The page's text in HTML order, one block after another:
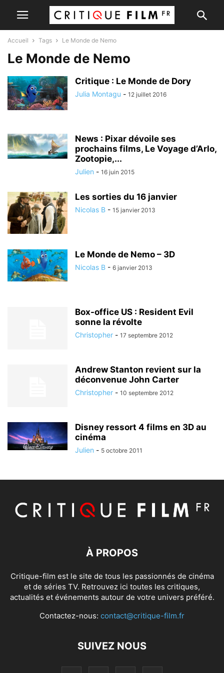
Accueil Tags Le Monde de Nemo
Le Monde de Nemo
Critique : Le Monde de Dory
Julia Montagu - 12 juillet 2016
News : Pixar dévoile ses
prochains films, Le Voyage d’Arlo,
Zootopie,...
Julien - 16 juin 2015
Les sorties du 16 janvier
Nicolas B - 15 janvier 2013
Le Monde de Nemo – 3D
Nicolas B - 6 janvier 2013
Box-office US : Resident Evil
sonne la révolte
Christopher - 17 septembre 2012
Andrew Stanton revient sur la
déconvenue John Carter
Christopher - 10 septembre 2012
Disney ressort 4 films en 3D au
cinéma
Julien - 5 octobre 2011
À PROPOS
Critique-film est le site de tous les passionnés de cinéma
et de séries TV. Retrouvez ici toutes les critiques,
actualités et événements autour de votre univers préféré.
Contactez-nous: contact@critique-film.fr
SUIVEZ NOUS